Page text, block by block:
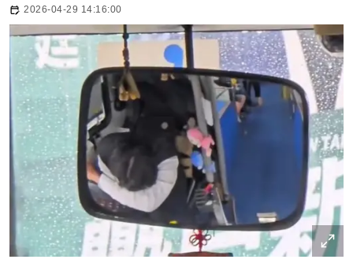
2026-04-29 14:16:00